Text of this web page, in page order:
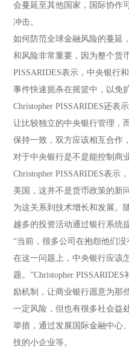
会蔓延至其他国家，国际协作
冲击。
如何防范全球金融风险的蔓延
和风险非常重要，因为整个货
PISSARIDES表示，中央银行
事件快速扼杀在摇篮中，以免
Christopher PISSARIDES还表
让比较独立的中央银行管理，
保持一致，双方应该相互合作
对于中央银行是不是能控制商
Christopher PISSARIDES表示
美国，这并不是货币政策的新
为这关系到技术增长和发展。
越多的投资活动通过银行系统
“当前，很多公司在抱怨他们
在这一问题上，中央银行应该
题。”Christopher
励机制，让商业银行愿意为那
一定风险，但也有很多社会益
举措，通过发展国际金融中心
技的小企业等。